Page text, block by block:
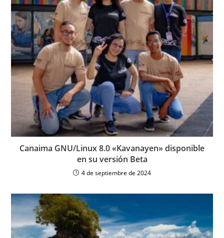
Canaima GNU/Linux 8.0 «Kavanayen» disponible
en su versión Beta
4 de septiembre de 2024